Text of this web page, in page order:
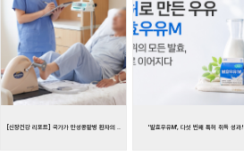
[신장건강 리포트] 국가가 만성콩팥병 환자의 .. '발효우유M', 다섯 번째 특허 취득 성과!